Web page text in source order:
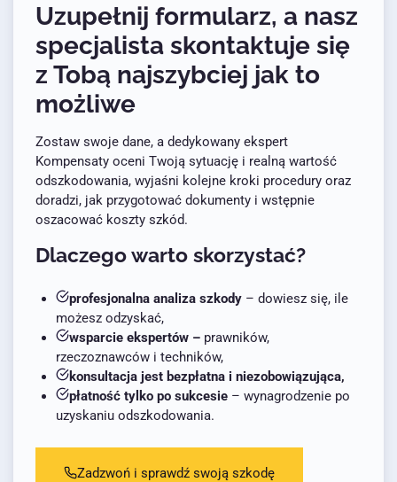
Uzupełnij formularz, a nasz
specjalista skontaktuje się
z Tobą najszybciej jak to
możliwe
Zostaw swoje dane, a dedykowany ekspert
Kompensaty oceni Twoją sytuację i realną wartość
odszkodowania, wyjaśni kolejne kroki procedury oraz
doradzi, jak przygotować dokumenty i wstępnie
oszacować koszty szkód.
Dlaczego warto skorzystać?
profesjonalna analiza szkody– dowiesz się, ile
możesz odzyskać,
wsparcie ekspertów –prawników,
rzeczoznawców i techników,
konsultacja jest bezpłatna i niezobowiązująca,
płatność tylko po sukcesie– wynagrodzenie po
uzyskaniu odszkodowania.
Zadzwoń i sprawdź swoją szkodę